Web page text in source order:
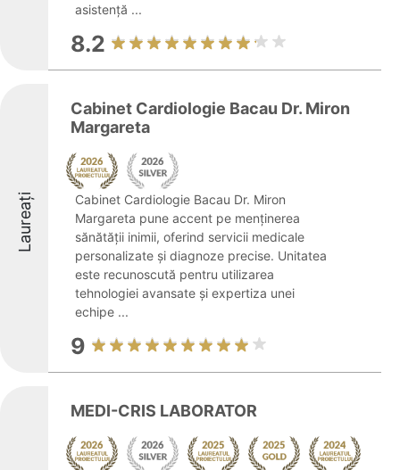
asistență ...
8.2
Laureați
Cabinet Cardiologie Bacau Dr. Miron
Margareta
Cabinet Cardiologie Bacau Dr. Miron
Margareta pune accent pe menținerea
sănătății inimii, oferind servicii medicale
personalizate și diagnoze precise. Unitatea
este recunoscută pentru utilizarea
tehnologiei avansate și expertiza unei
echipe ...
9
MEDI-CRIS LABORATOR